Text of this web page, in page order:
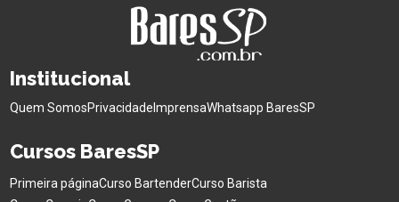
Institucional
Quem SomosPrivacidade ImprensaWhatsapp BaresSP
Cursos BaresSP
Primeira páginaCurso BartenderCurso Barista